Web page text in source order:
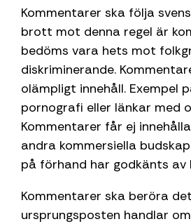
Kommentarer ska följa
brott mot denna regel är
bedöms vara hets mot
diskriminerande.
olämpligt innehåll. Exempel
pornografi eller länkar med
Kommentarer får ej
andra kommersiella
på förhand har godkänts av
Kommentarer ska beröra
ursprungsposten handlar